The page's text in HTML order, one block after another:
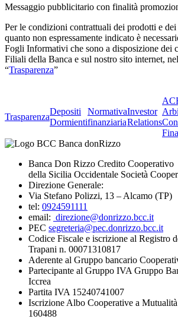
Messaggio pubblicitario con finalità
Per le condizioni contrattuali dei prodotti e
quanto non espressamente indicato è
Fogli Informativi che sono a disposizione dei
Filiali della Banca e sul nostro sito internet,
“Trasparenza”
Trasparenza
Depositi
Dormienti
Normativa
finanziaria
Investor
Relations
Banca Don Rizzo Credito Cooperativo
della Sicilia Occidentale Società
Direzione Generale:
Via Stefano Polizzi, 13 – Alcamo (TP)
tel: 0924591111
email: direzione@donrizzo.bcc.it
PEC segreteria@pec.donrizzo.bcc.it
Codice Fiscale e iscrizione al Registro
Trapani n. 00071310817
Aderente al Gruppo bancario
Partecipante al Gruppo IVA Gruppo
Iccrea
Partita IVA 15240741007
Iscrizione Albo Cooperative a
160488